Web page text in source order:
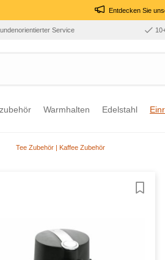
Entdecken Sie
Service
Warmhalten Edelstahl
Tee Zubehör | Kaffee Zubehör